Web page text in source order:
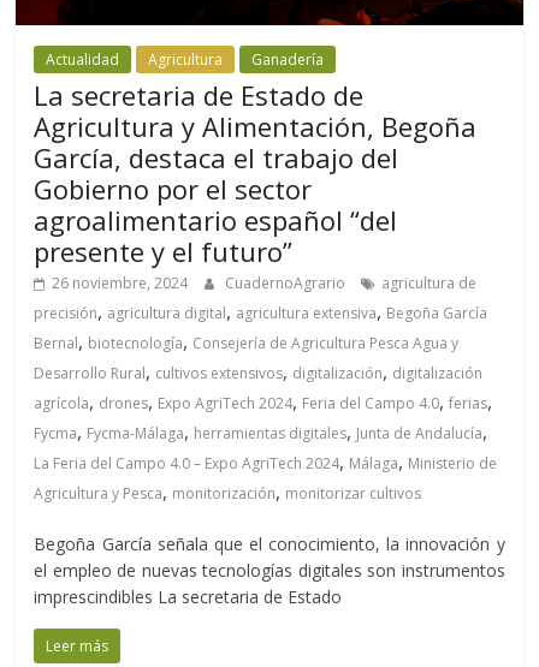
Actualidad Agricultura Ganadería
La secretaria de Estado de
Agricultura y Alimentación, Begoña
García, destaca el trabajo del
Gobierno por el sector
agroalimentario español “del
presente y el futuro”
26 noviembre, 2024 CuadernoAgrario
agricultura de
precisión, agricultura digital, agricultura extensiva, Begoña García
Bernal, biotecnología, Consejería de Agricultura Pesca Agua y
Desarrollo Rural, cultivos extensivos, digitalización, digitalización
agrícola, drones, Expo AgriTech 2024, Feria del Campo 4.0,ferias,
Fycma, Fycma-Málaga, herramientas digitales, Junta de Andalucía,
La Feria del Campo 4.0 – Expo AgriTech 2024, Málaga, Ministerio de
Agricultura y Pesca, monitorización, monitorizar cultivos
Begoña García señala que el conocimiento, la innovación y
el empleo de nuevas tecnologías digitales son instrumentos
imprescindibles La secretaria de Estado
Leer más